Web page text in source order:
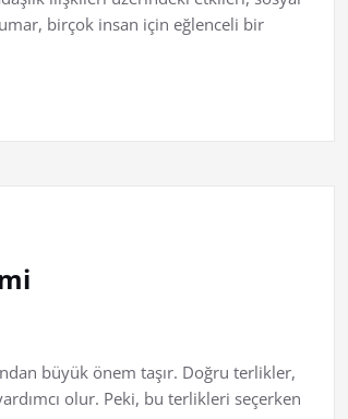
birçok insan için eğlenceli bir
büyük önem taşır. Doğru terlikler,
olur. Peki, bu terlikleri seçerken